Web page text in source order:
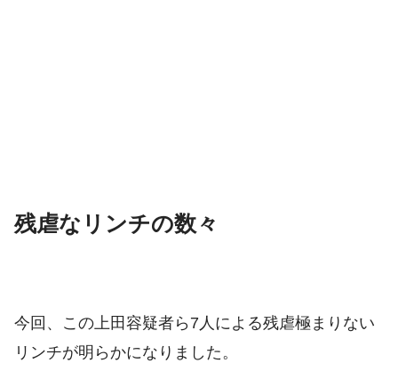
残虐なリンチの数々
今回、この上田容疑者ら7人による残虐極まりない
リンチが明らかになりました。